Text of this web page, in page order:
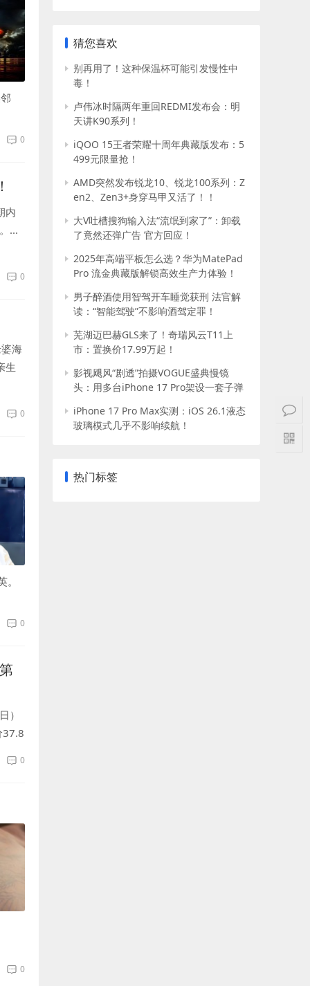
0
内
...
0
海
生
0
0
）
37.8
0
0
猜您喜欢
别再用了！这种保温杯可能引发慢性中
毒！
卢伟冰时隔两年重回REDMI发布会：明
天讲K90系列！
iQOO 15王者荣耀十周年典藏版发布：5
499元限量抢！
AMD突然发布锐龙10、锐龙100系列：Z
en2、Zen3+身穿马甲又活了！！
大V吐槽搜狗输入法“流氓到家了”：卸载
了竟然还弹广告 官方回应！
2025年高端平板怎么选？华为MatePad
Pro 流金典藏版解锁高效生产力体验！
男子醉酒使用智驾开车睡觉获刑 法官解
读：“智能驾驶”不影响酒驾定罪！
芜湖迈巴赫GLS来了！奇瑞风云T11上
市：置换价17.99万起！
影视飓风“剧透”拍摄VOGUE盛典慢镜
头：用多台iPhone 17 Pro架设一套子弹
iPhone 17 Pro Max实测：iOS 26.1液态
玻璃模式几乎不影响续航！
热门标签